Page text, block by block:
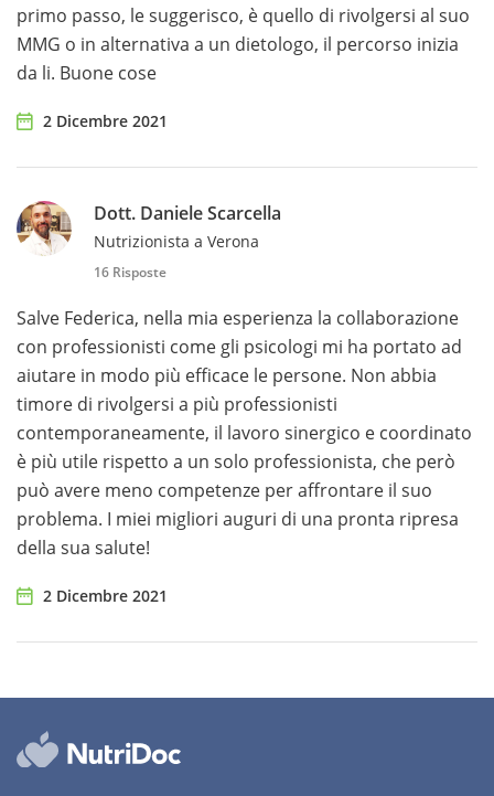
primo passo, le suggerisco, è quello di rivolgersi al suo
MMG o in alternativa a un dietologo, il percorso inizia
da li. Buone cose
2 Dicembre 2021
Dott. Daniele Scarcella
Nutrizionista a Verona
16 Risposte
Salve Federica, nella mia esperienza la collaborazione
con professionisti come gli psicologi mi ha portato ad
aiutare in modo più efficace le persone. Non abbia
timore di rivolgersi a più professionisti
contemporaneamente, il lavoro sinergico e coordinato
è più utile rispetto a un solo professionista, che però
può avere meno competenze per affrontare il suo
problema. I miei migliori auguri di una pronta ripresa
della sua salute!
2 Dicembre 2021